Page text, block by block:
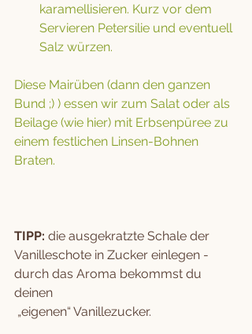
karamellisieren. Kurz vor dem
Servieren Petersilie und eventuell
Salz würzen.
Diese Mairüben (dann den ganzen
Bund ;) ) essen wir zum Salat oder als
Beilage (wie hier) mit Erbsenpüree zu
einem festlichen Linsen-Bohnen
Braten.
TIPP: die ausgekratzte Schale der
Vanilleschote in Zucker einlegen -
durch das Aroma bekommst du
deinen
„eigenen“ Vanillezucker.